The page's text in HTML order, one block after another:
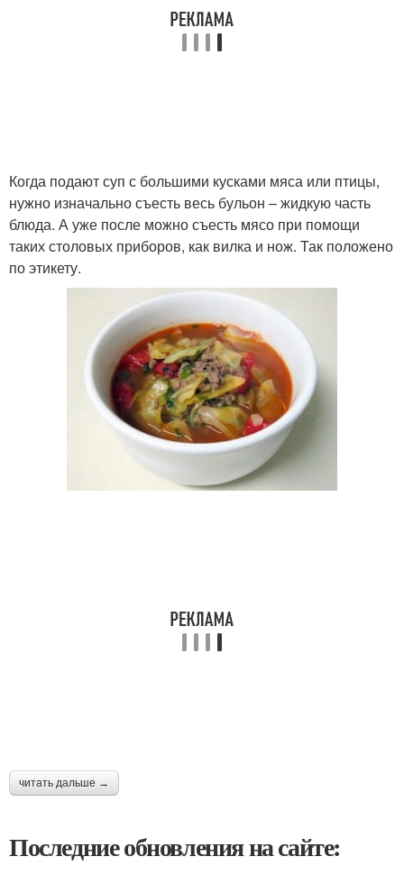
Когда подают суп с большими кусками мяса или птицы,
нужно изначально съесть весь бульон – жидкую часть
блюда. А уже после можно съесть мясо при помощи
таких столовых приборов, как вилка и нож. Так положено
по этикету.
читать дальше →
Последние обновления на сайте: